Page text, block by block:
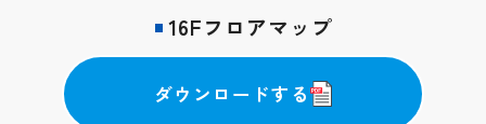
16Fフロアマップ
ダウンロードする